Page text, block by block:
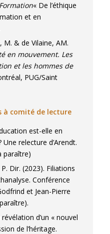
( années 1980-
la bioéthique;
des
et de l’enfance;
maltraitance et de
des enfants et
sur les relations
transgénérationnel.
« De l’éthique
et en
M. & de Vilaine, AM.
en mouvement. Les
et les hommes de
PUG/Saint
à comité de lecture
est-elle en
relecture d’Arendt.
paraître)
Dir. (2023). Filiations
Conférence
et Jean-Pierre
d’un « nouvel
de l’héritage.